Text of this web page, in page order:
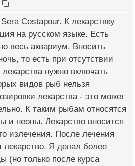
Costapour. К лекарствку
на русском языке. Есть
весь аквариум. Вносить
то есть при отсутствии
нужно включать
видов рыб нельзя
лекарства - это может
К таким рыбам относятся
и неоны. Лекарство вносится
излечения. После лечения
лекарство. Я делал более
(но только после курса